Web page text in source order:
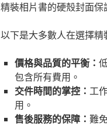
精裝相片書的硬殼封面
以下是大多數人在選擇精
價格與品質的平衡：
包含所有費用。
交件時間的掌控： 工
用。
售後服務的保障： 難